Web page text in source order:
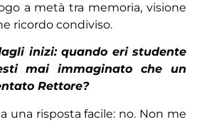
a metà tra memoria, visione
ricordo condiviso.
inizi: quando eri studente
mai immaginato che un
Rettore?
una risposta facile: no. Non me